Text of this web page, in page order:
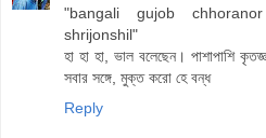
"bangali gujob
shrijonshil"
হা হা হা, ভাল বলেছেন। পাশাপাশি
সবার সঙ্গে, মুক্ত করো হে বন্ধ
Reply